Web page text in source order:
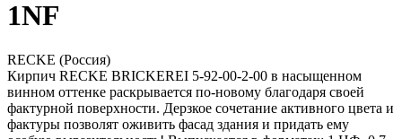
1NF
RECKE (Россия)
Кирпич RECKE BRICKEREI 5-92-00-2-00 в насыщенном
винном оттенке раскрывается по-новому благодаря своей
фактурной поверхности. Дерзкое сочетание активного цвета и
фактуры позволят оживить фасад здания и придать ему